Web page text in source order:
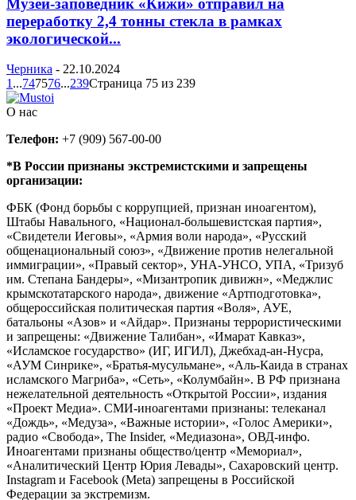
переработку 2,4 тонны стекла в рамках
экологической...
Черника - 22.10.2024
1 ...747576...239Страница 75 из 239
О нас
Телефон: +7 (909) 567-00-00
*В России признаны экстремистскими и запрещены
организации:
ФБК (Фонд борьбы с коррупцией, признан иноагентом),
Штабы Навального, «Национал-большевистская партия»,
«Свидетели Иеговы», «Армия воли народа», «Русский
общенациональный союз», «Движение против нелегальной
иммиграции», «Правый сектор», УНА-УНСО, УПА, «Тризуб
им. Степана Бандеры», «Мизантропик дивижн», «Меджлис
крымскотатарского народа», движение «Артподготовка»,
общероссийская политическая партия «Воля», АУЕ,
батальоны «Азов» и «Айдар». Признаны террористическими
и запрещены: «Движение Талибан», «Имарат Кавказ»,
«Исламское государство» (ИГ, ИГИЛ), Джебхад-ан-Нусра,
«АУМ Синрике», «Братья-мусульмане», «Аль-Каида в странах
исламского Магриба», «Сеть», «Колумбайн». В РФ признана
нежелательной деятельность «Открытой России», издания
«Проект Медиа». СМИ-иноагентами признаны: телеканал
«Дождь», «Медуза», «Важные истории», «Голос Америки»,
радио «Свобода», The Insider, «Медиазона», ОВД-инфо.
Иноагентами признаны общество/центр «Мемориал»,
«Аналитический Центр Юрия Левады», Сахаровский центр.
Instagram и Facebook (Metа) запрещены в Российской
Федерации за экстремизм.